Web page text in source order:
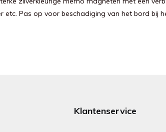
etc. Pas op voor beschadiging van het bord bij
Klantenservice